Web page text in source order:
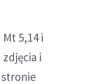
5,14 i
i